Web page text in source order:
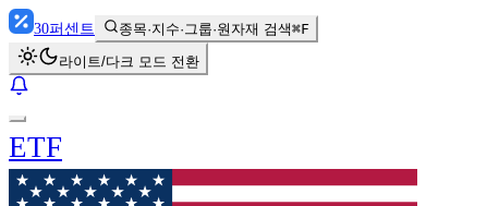
30퍼센트 종목·지수·그룹·원자재 검색⌘F
라이트/다크 모드 전환
ETF